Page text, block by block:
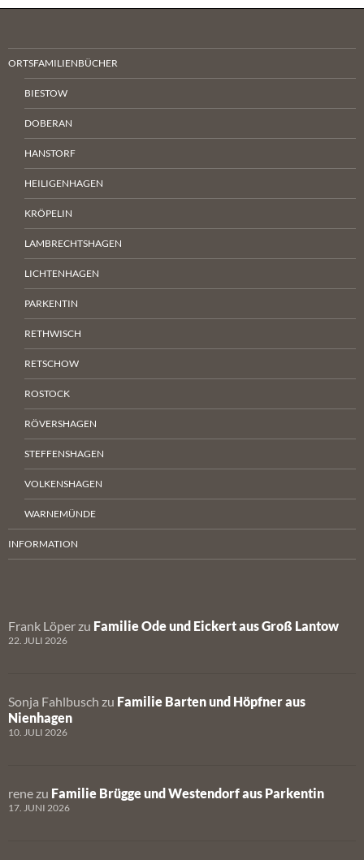
ORTSFAMILIENBÜCHER
BIESTOW
DOBERAN
HANSTORF
HEILIGENHAGEN
KRÖPELIN
LAMBRECHTSHAGEN
LICHTENHAGEN
PARKENTIN
RETHWISCH
RETSCHOW
ROSTOCK
RÖVERSHAGEN
STEFFENSHAGEN
VOLKENSHAGEN
WARNEMÜNDE
INFORMATION
Frank Löper zu Familie Ode und Eickert aus Groß Lantow
22. JULI 2026
Sonja Fahlbusch zu Familie Barten und Höpfner aus
Nienhagen
10. JULI 2026
rene zu Familie Brügge und Westendorf aus Parkentin
17. JUNI 2026